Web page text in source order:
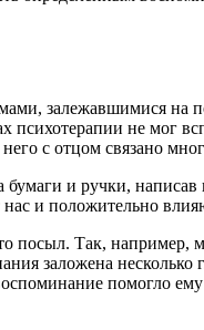
залежавшимися на
не мог
с отцом связано
и ручки, написав
и положительно
посыл. Так,
заложена
помогло